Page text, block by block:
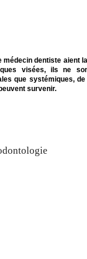
dentiste aient
visées, ils ne
que systémiques,
survenir.